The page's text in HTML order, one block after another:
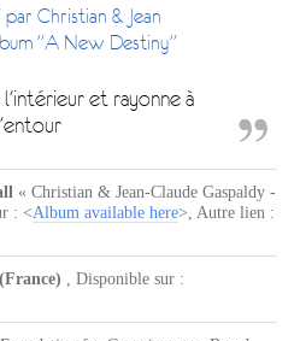
Christian & Jean-
"A New Destiny"
et rayonne à
« Christian & Jean-Claude Gaspaldy -
: <Album available here>, Autre lien :
, Disponible sur :